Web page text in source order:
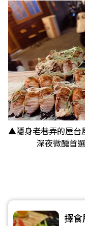
▲隱身老巷弄的屋台
深夜微醺首
擇食